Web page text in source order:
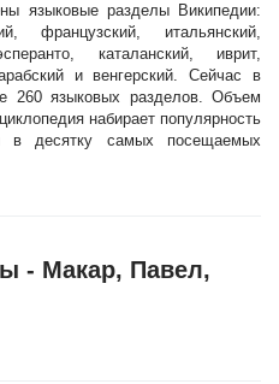
языковые разделы Википедии:
французский, итальянский,
каталанский, иврит,
и венгерский. Сейчас в
260 языковых разделов. Объем
набирает популярность
в десятку самых посещаемых
- Макар, Павел,